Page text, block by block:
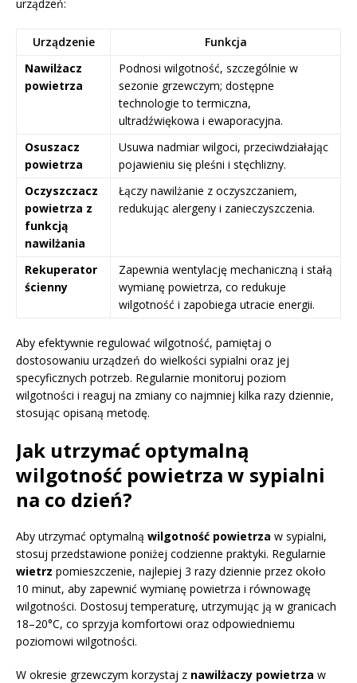
urządzeń:
Urządzenie
Funkcja
Nawilżacz
powietrza
Podnosi wilgotność, szczególnie w
sezonie grzewczym; dostępne
technologie to termiczna,
ultradźwiękowa i ewaporacyjna.
Osuszacz
powietrza
Usuwa nadmiar wilgoci, przeciwdziałając
pojawieniu się pleśni i stęchlizny.
Oczyszczacz
powietrza z
funkcją
nawilżania
Łączy nawilżanie z oczyszczaniem,
redukując alergeny i zanieczyszczenia.
Rekuperator
ścienny
Zapewnia wentylację mechaniczną i stałą
wymianę powietrza, co redukuje
wilgotność i zapobiega utracie energii.
Aby efektywnie regulować wilgotność, pamiętaj o
dostosowaniu urządzeń do wielkości sypialni oraz jej
specyficznych potrzeb. Regularnie monitoruj poziom
wilgotności i reaguj na zmiany co najmniej kilka razy dziennie,
stosując opisaną metodę.
Jak utrzymać optymalną
wilgotność powietrza w sypialni
na co dzień?
Aby utrzymać optymalną wilgotność powietrza w sypialni,
stosuj przedstawione poniżej codzienne praktyki. Regularnie
wietrz pomieszczenie, najlepiej 3 razy dziennie przez około
10 minut, aby zapewnić wymianę powietrza i równowagę
wilgotności. Dostosuj temperaturę, utrzymując ją w granicach
18–20°C, co sprzyja komfortowi oraz odpowiedniemu
poziomowi wilgotności.
W okresie grzewczym korzystaj z nawilżaczy powietrza w